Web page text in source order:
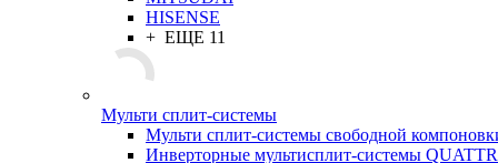
HISENSE
+ ЕЩЕ 11
Мульти сплит-системы
Мульти сплит-системы свободной
Инверторные мультисплит-системы